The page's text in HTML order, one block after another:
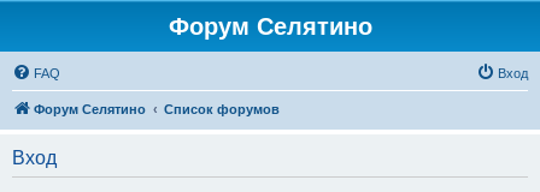
Форум Селятино
FAQ Вход
Форум Селятино Список форумов
Вход